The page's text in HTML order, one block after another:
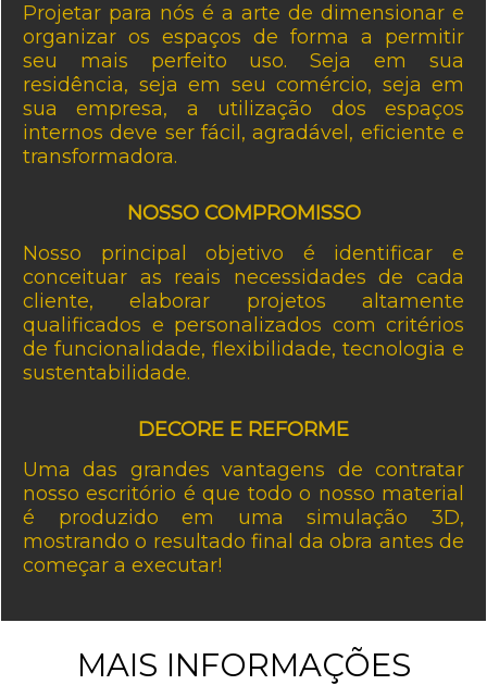
Projetar para nós é a arte de dimensionar e
organizar os espaços de forma a permitir
seu mais perfeito uso. Seja em sua
residência, seja em seu comércio, seja em
sua empresa, a utilização dos espaços
internos deve ser fácil, agradável, eficiente e
transformadora.
NOSSO COMPROMISSO
Nosso principal objetivo é identificar e
conceituar as reais necessidades de cada
cliente, elaborar projetos altamente
qualificados e personalizados com critérios
de funcionalidade, flexibilidade, tecnologia e
sustentabilidade.
DECORE E REFORME
Uma das grandes vantagens de contratar
nosso escritório é que todo o nosso material
é produzido em uma simulação 3D,
mostrando o resultado final da obra antes de
começar a executar!
MAIS INFORMAÇÕES